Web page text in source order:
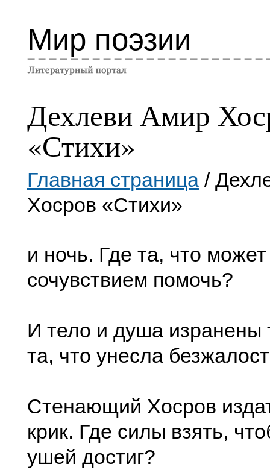
Мир поэзии
Дехлеви Амир
«Стихи»
Главная страница /
Хосров «Стихи»
и ночь. Где та, что
сочувствием помочь?
И тело и душа изранены
та, что унесла
Стенающий Хосров
крик. Где силы взять,
ушей достиг?